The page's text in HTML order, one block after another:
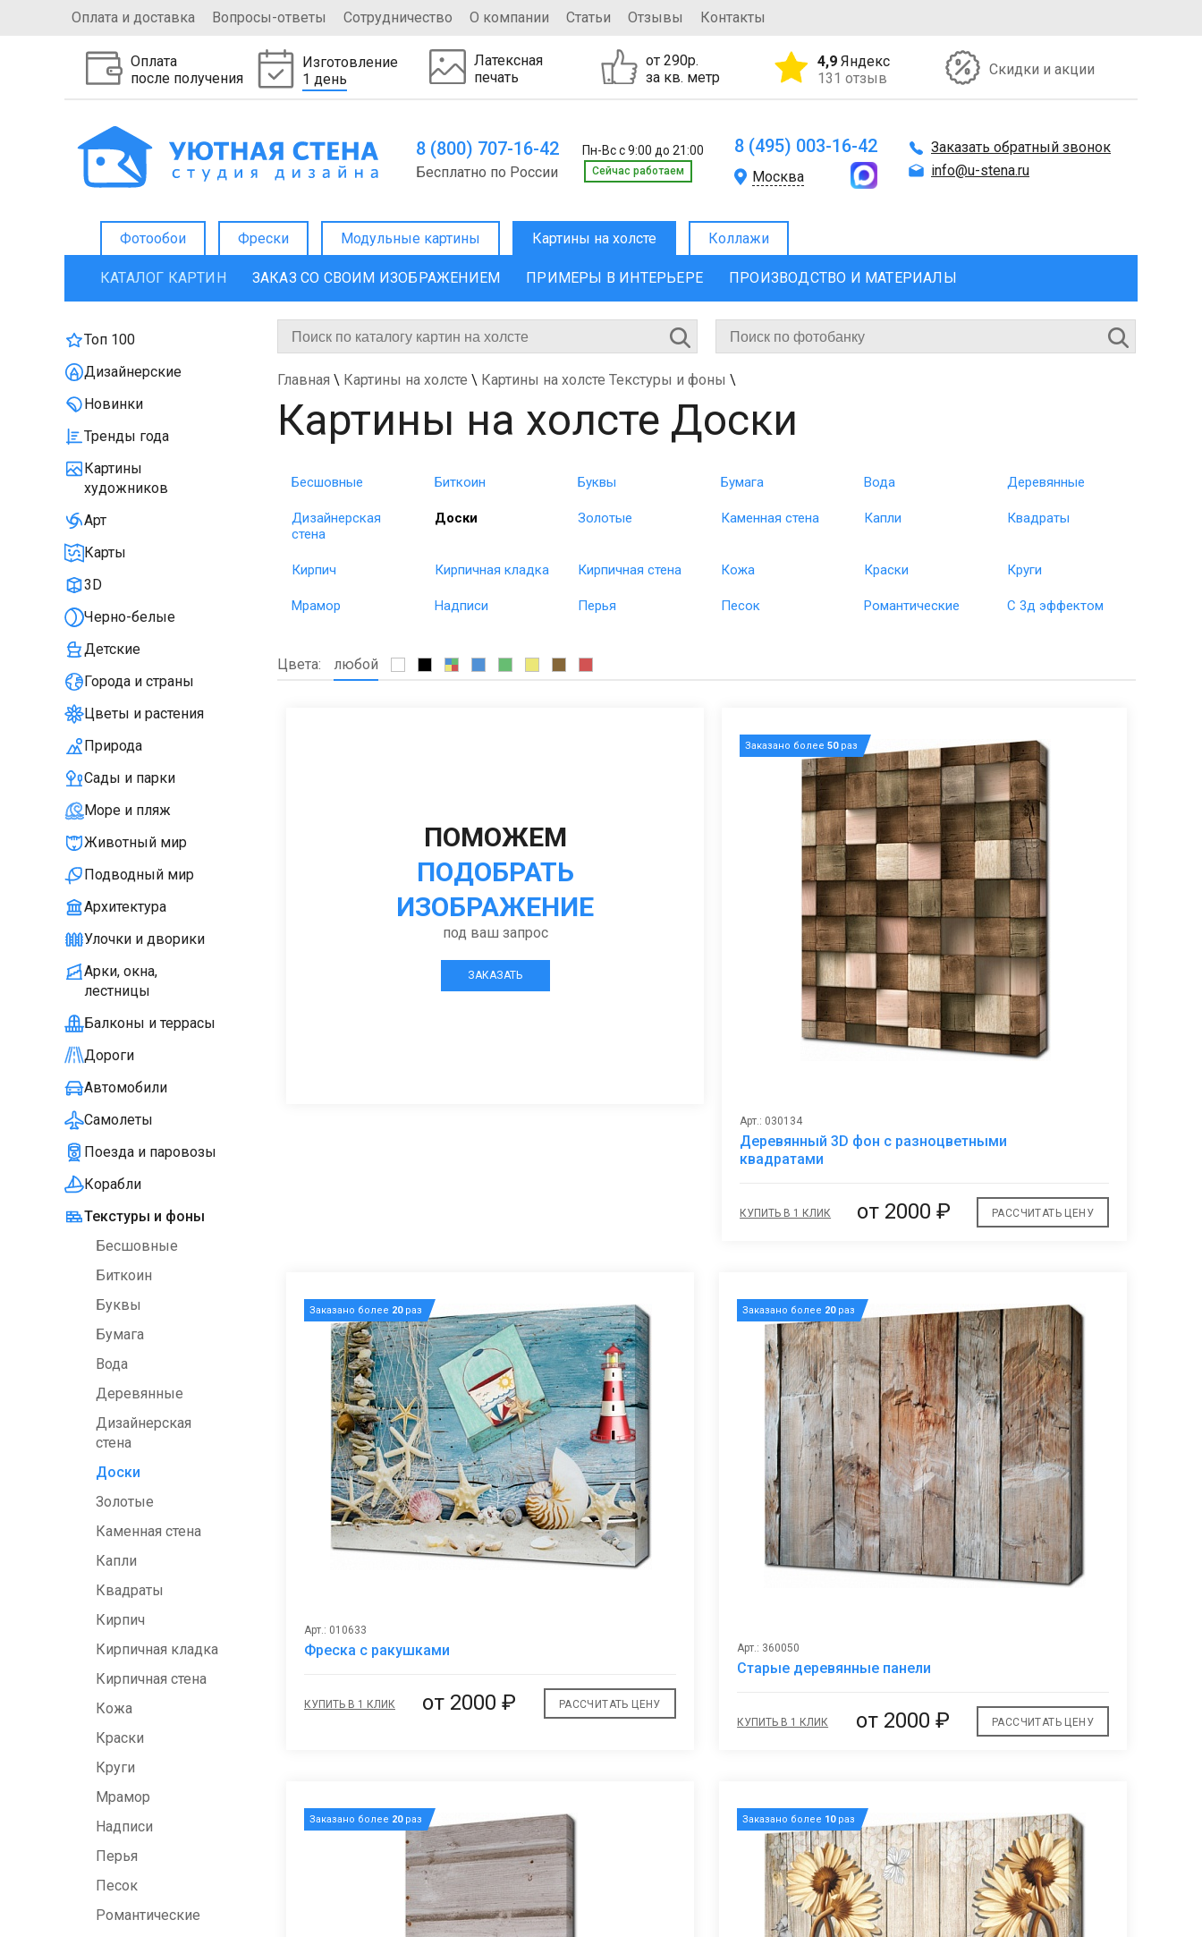
Оплата и доставка Вопросы-ответы Сотрудничество О компании Статьи Отзывы Контакты
Оплата
после получения
Изготовление
1 день
Латексная
печать
от 290р.
за кв. метр
4,9 Яндекс
131 отзыв
Скидки и акции
8 (800) 707-16-42 Пн-Вс с 9:00 до 21:00
Бесплатно по России Cейчас работаем
8 (495) 003-16-42
Москва
Заказать обратный звонок
info@u-stena.ru
Фотообои Фрески Модульные картины Картины на холсте Коллажи
КАТАЛОГ КАРТИН ЗАКАЗ СО СВОИМ ИЗОБРАЖЕНИЕМ ПРИМЕРЫ В ИНТЕРЬЕРЕ ПРОИЗВОДСТВО И МАТЕРИАЛЫ
Топ 100
Дизайнерские
Новинки
Тренды года
Картины
художников
Арт
Карты
3D
Черно-белые
Детские
Города и страны
Цветы и растения
Природа
Сады и парки
Море и пляж
Животный мир
Подводный мир
Архитектура
Улочки и дворики
Арки, окна,
лестницы
Балконы и террасы
Дороги
Автомобили
Самолеты
Поезда и паровозы
Корабли
Текстуры и фоны
Бесшовные
Биткоин
Буквы
Бумага
Вода
Деревянные
Дизайнерская
стена
Доски
Золотые
Каменная стена
Капли
Квадраты
Кирпич
Кирпичная кладка
Кирпичная стена
Кожа
Краски
Круги
Мрамор
Надписи
Перья
Песок
Романтические
Главная \ Картины на холсте \ Картины на холсте Текстуры и фоны \
Картины на холсте Доски
Бесшовные Биткоин Буквы Бумага Вода Деревянные
Дизайнерская
стена
Доски Золотые Каменная стена Капли Квадраты
Кирпич Кирпичная кладка Кирпичная стена Кожа Краски Круги
Мрамор Надписи Перья Песок Романтические С 3д эффектом
Цвета: любой
ПОМОЖЕМ
ПОДОБРАТЬ
ИЗОБРАЖЕНИЕ
под ваш запрос
ЗАКАЗАТЬ
Заказано более50раз
Арт.: 030134
Деревянный 3D фон с разноцветными
квадратами
КУПИТЬ В 1 КЛИК от 2000 ₽ РАССЧИТАТЬ ЦЕНУ
Заказано более 20раз
Арт.: 010633
Фреска с ракушками
избранное
КУПИТЬ В 1 КЛИК от 2000 ₽ РАССЧИТАТЬ ЦЕНУ
Заказано более 20раз
Арт.: 360050
Старые деревянные панели
КУПИТЬ В 1 КЛИК от 2000 ₽ РАССЧИТАТЬ ЦЕНУ
Заказано более 20раз Заказано более 10раз